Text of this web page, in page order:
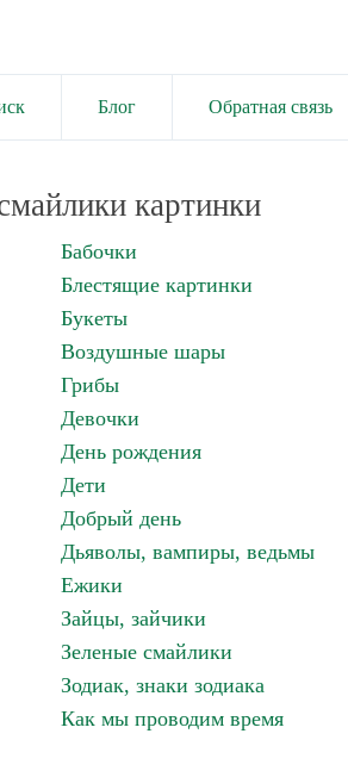
Блог Обратная связь
картинки
Бабочки
Блестящие картинки
Букеты
Воздушные шары
Грибы
Девочки
День рождения
Дети
Добрый день
Дьяволы, вампиры, ведьмы
Ежики
Зайцы, зайчики
Зеленые смайлики
Зодиак, знаки зодиака
Как мы проводим время